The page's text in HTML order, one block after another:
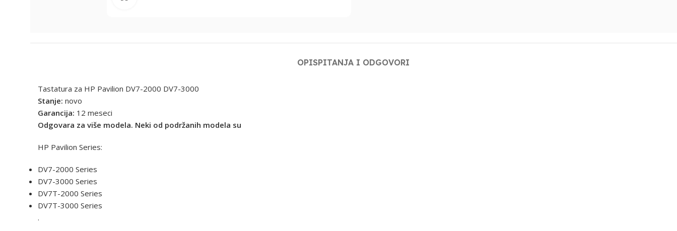
OPISPITANJA I ODGOVORI
Tastatura za HP Pavilion DV7-2000 DV7-3000
Stanje: novo
Garancija: 12 meseci
Odgovara za više modela. Neki od podržanih modela su
HP Pavilion Series:
DV7-2000 Series
DV7-3000 Series
DV7T-2000 Series
DV7T-3000 Series
.